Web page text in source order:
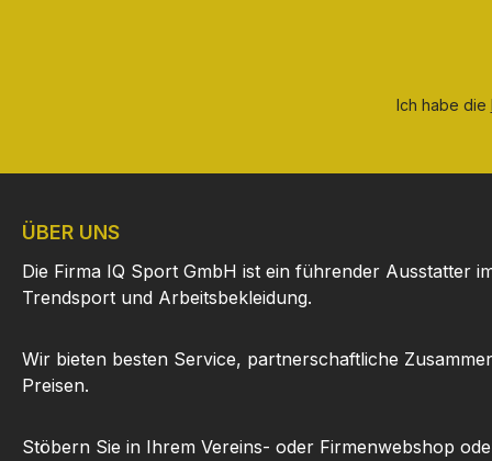
Ich habe die
ÜBER UNS
Die Firma IQ Sport GmbH ist ein führender Ausstatter
Trendsport und Arbeitsbekleidung.
Wir bieten besten Service, partnerschaftliche
Preisen.
Stöbern Sie in Ihrem Vereins- oder Firmenwebshop